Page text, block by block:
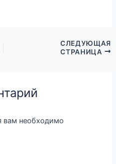
СЛЕДУЮЩАЯ
СТРАНИЦА
вам необходимо